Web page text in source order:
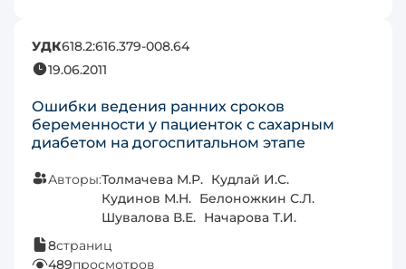
УДК618.2:616.379-008.64
19.06.2011
Ошибки ведения ранних сроков
беременности у пациенток с сахарным
диабетом на догоспитальном этапе
Авторы:Толмачева М.Р. Кудлай И.С.
Кудинов М.Н. Белоножкин С.Л.
Шувалова В.Е. Начарова Т.И.
8страниц
489просмотров